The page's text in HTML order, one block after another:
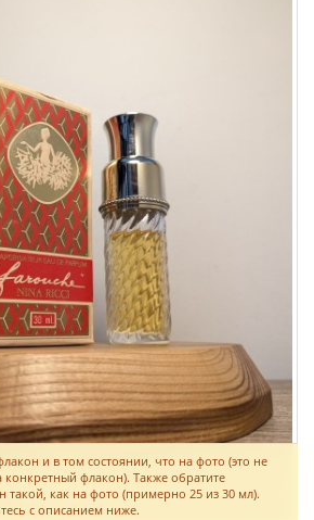
и в том состоянии, что на фото (это не
флакон). Также обратите
такой, как на фото (примерно 25 из 30 мл).
с описанием ниже.